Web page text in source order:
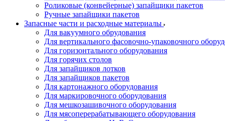
Роликовые (конвейерные) запайщики пакетов
Ручные запайщики пакетов
Запасные части и расходные материалы
Для вакуумного обрудования
Для вертикального фасовочно-упаковочного
Для горизонтального оборудования
Для горячих столов
Для запайщиков лотков
Для запайщиков пакетов
Для картонажного оборудования
Для маркировочного оборудования
Для мешкозашивочного оборудования
Для мясоперерабатывающего оборудования